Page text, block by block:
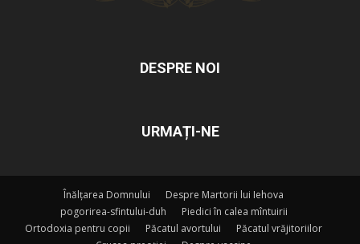
DESPRE NOI
URMAȚI-NE
Înălțarea Domnului
Despre Martorii lui Iehova
pogorirea-sfintului-duh
Piedici în calea mîntuirii
Ortodoxia pentru copii
Păcatul avortului
Păcatul vrăjitoriilor